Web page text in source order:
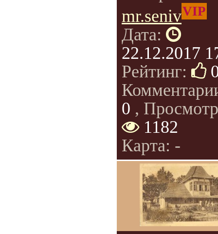
mr.senivVIP
Дата:
22.12.2017
Рейтинг:
0 ,
1182
Карта: -